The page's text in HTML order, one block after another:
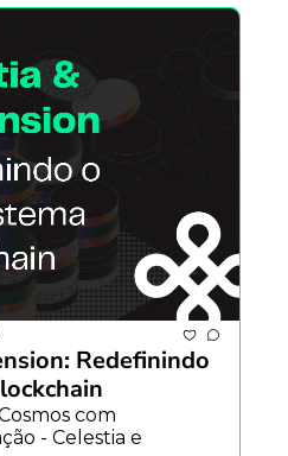
Redefinindo
com
- Celestia e